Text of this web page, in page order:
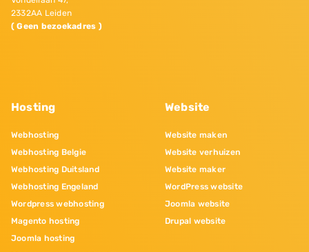
2332AA Leiden
( Geen bezoekadres )
Hosting
Webhosting
Webhosting Belgie
Webhosting Duitsland
Webhosting Engeland
Wordpress webhosting
Magento hosting
Joomla hosting
Website
Website maken
Website verhuizen
Website maker
WordPress website
Joomla website
Drupal website